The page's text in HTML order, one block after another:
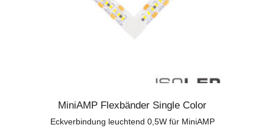
MiniAMP Flexbänder Single Color
Eckverbindung leuchtend 0,5W für MiniAMP